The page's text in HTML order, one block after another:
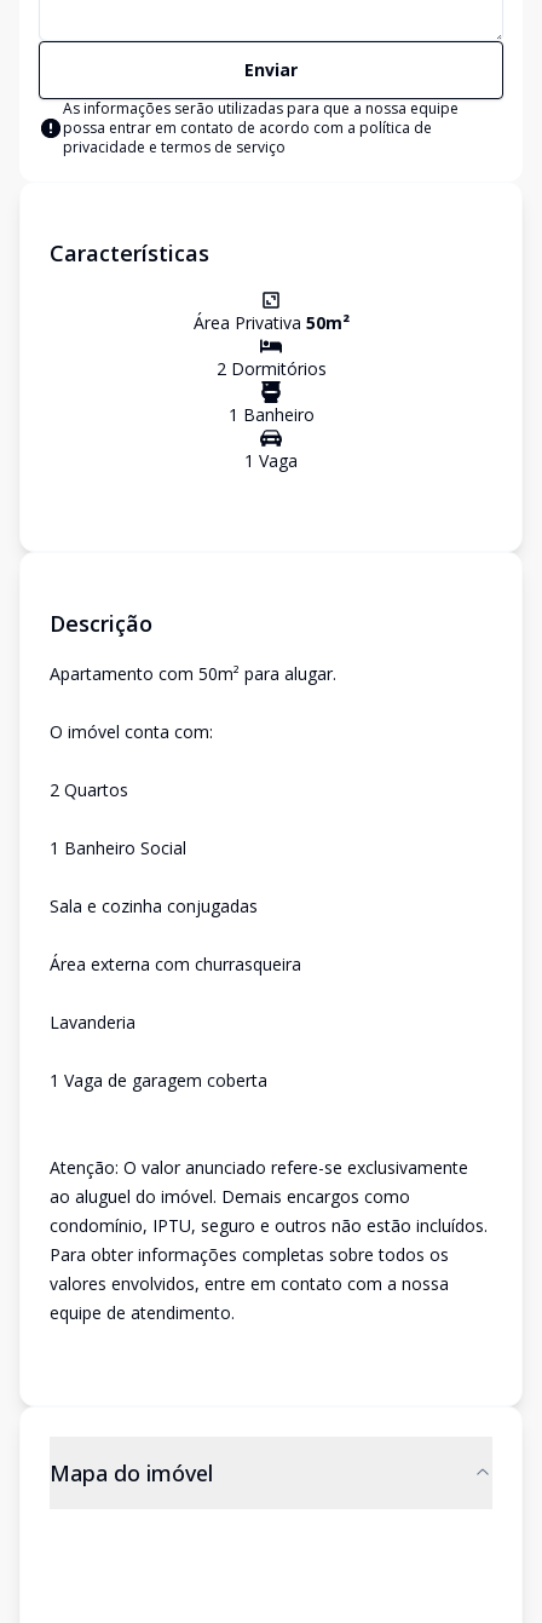
Enviar
As informações serão utilizadas para que a nossa equipe
possa entrar em contato de acordo com a política de
privacidade e termos de serviço
Características
Área Privativa 50m²
2Dormitórios
1 Banheiro
1 Vaga
Descrição
Apartamento com 50m² para alugar.
O imóvel conta com:
2 Quartos
1 Banheiro Social
Sala e cozinha conjugadas
Área externa com churrasqueira
Lavanderia
1 Vaga de garagem coberta
Atenção: O valor anunciado refere-se exclusivamente
ao aluguel do imóvel. Demais encargos como
condomínio, IPTU, seguro e outros não estão incluídos.
Para obter informações completas sobre todos os
valores envolvidos, entre em contato com a nossa
equipe de atendimento.
Mapa do imóvel